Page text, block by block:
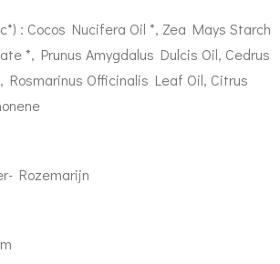
: Cocos Nucifera Oil *, Zea Mays Starch
*, Prunus Amygdalus Dulcis Oil, Cedrus
Rosmarinus Officinalis Leaf Oil, Citrus
Rozemarijn